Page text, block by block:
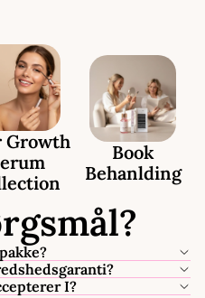
Growth
Book
Behanlding
I?